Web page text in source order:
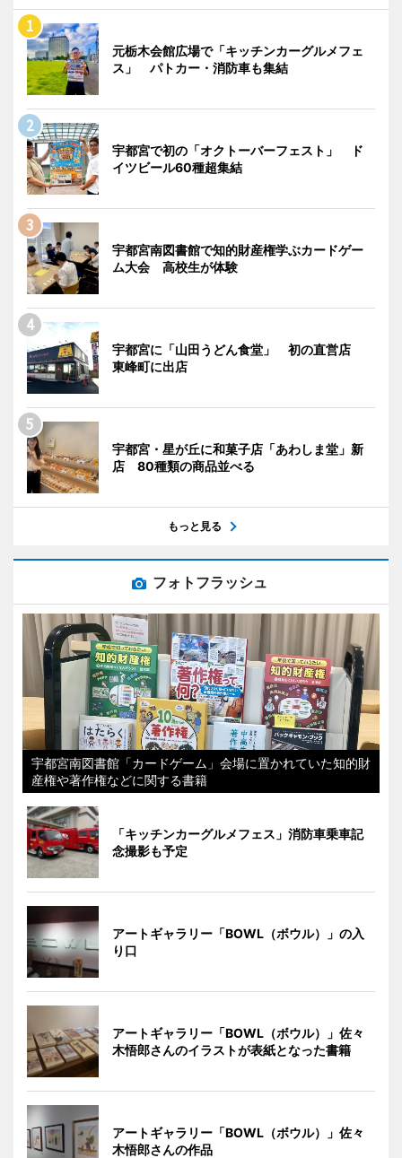
元栃木会館広場で「キッチンカーグルメフェ
ス」 パトカー・消防車も集結
宇都宮で初の「オクトーバーフェスト」 ド
イツビール60種超集結
宇都宮南図書館で知的財産権学ぶカードゲー
ム大会 高校生が体験
宇都宮に「山田うどん食堂」 初の直営店
東峰町に出店
宇都宮・星が丘に和菓子店「あわしま堂」新
店 80種類の商品並べる
もっと見る
フォトフラッシュ
宇都宮南図書館「カードゲーム」会場に置かれていた知的財
産権や著作権などに関する書籍
「キッチンカーグルメフェス」消防車乗車記
念撮影も予定
アートギャラリー「BOWL（ボウル）」の入
り口
アートギャラリー「BOWL（ボウル）」佐々
木悟郎さんのイラストが表紙となった書籍
アートギャラリー「BOWL（ボウル）」佐々
木悟郎さんの作品